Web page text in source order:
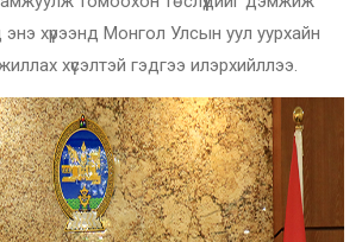
хүрээнд Монгол Улсын уул уурхайн
хүсэлтэй гэдгээ илэрхийллээ.